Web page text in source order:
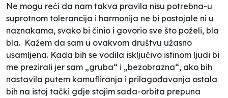
Ne mogu reći da nam takva pravila nisu potrebna-u
suprotnom tolerancija i harmonija ne bi postojale ni u
naznakama, svako bi činio i govorio sve što poželi, bla
bla. Kažem da sam u ovakvom društvu užasno
usamljena. Kada bih se vodila isključivo istinom ljudi bi
me prezirali jer sam „gruba“ i „bezobrazna“, ako bih
nastavila putem kamufliranja i prilagođavanja ostala
bih na istoj tački gdje stojim sada-orbita prepuna